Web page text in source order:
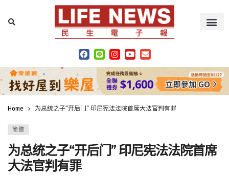
Home 为总统之子“开后门” 印尼宪法法院首席大法官判有罪
簡體
为总统之子“开后门” 印尼宪法法院首席
大法官判有罪